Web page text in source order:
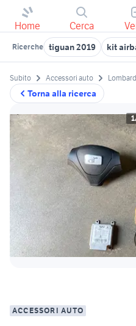
Home Cerca
Ricerche tiguan 2019 kit
Torna alla ricerca
Subito Accessori auto
ACCESSORI AUTO